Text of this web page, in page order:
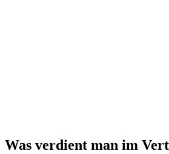
Was verdient man im